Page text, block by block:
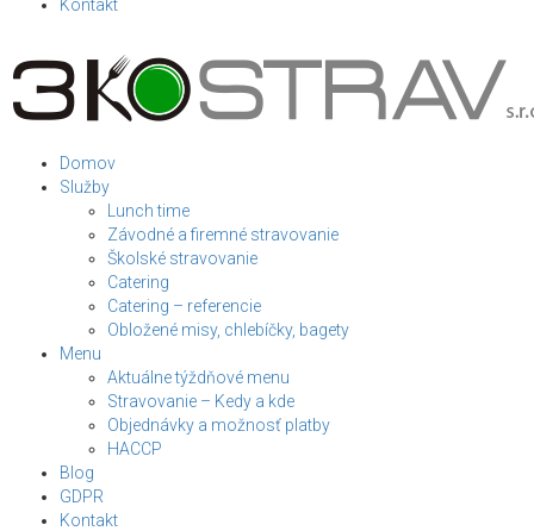
Kontakt
Domov
Služby
Lunch time
Závodné a firemné stravovanie
Školské stravovanie
Catering
Catering – referencie
Obložené misy, chlebíčky, bagety
Menu
Aktuálne týždňové menu
Stravovanie – Kedy a kde
Objednávky a možnosť platby
HACCP
Blog
GDPR
Kontakt